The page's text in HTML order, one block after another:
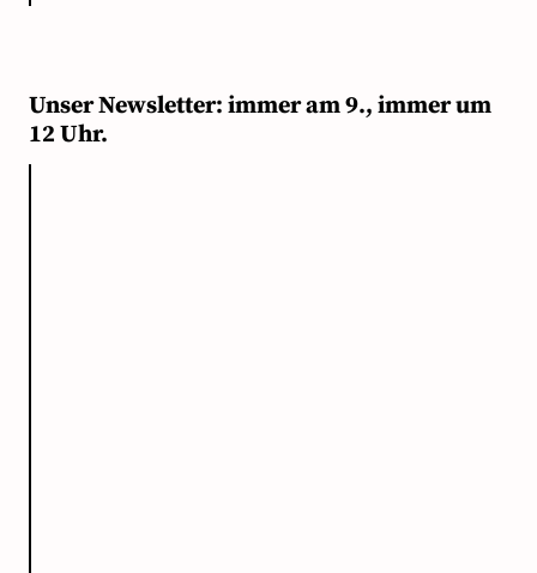
Unser Newsletter: immer am 9., immer um
12 Uhr.